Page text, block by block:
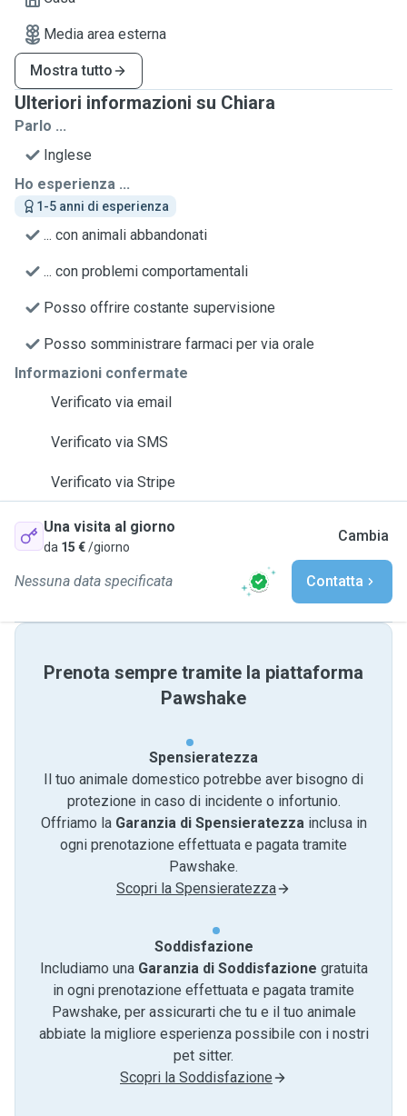
Media area esterna
Mostra tutto
Ulteriori informazioni su Chiara
Parlo ...
Inglese
Ho esperienza ...
1-5 anni di esperienza
... con animali abbandonati
... con problemi comportamentali
Posso offrire costante supervisione
Posso somministrare farmaci per via orale
Informazioni confermate
Verificato via email
Verificato via SMS
Verificato via Stripe
Una visita al giorno
da 15 €/giorno
Cambia
Nessuna data specificata Contatta
Prenota sempre tramite la piattaforma
Pawshake
Spensieratezza
Il tuo animale domestico potrebbe aver bisogno di
protezione in caso di incidente o infortunio.
Offriamo la Garanzia di Spensieratezzainclusa in
ogni prenotazione effettuata e pagata tramite
Pawshake.
Scopri la Spensieratezza
Soddisfazione
Includiamo una Garanzia di Soddisfazione gratuita
in ogni prenotazione effettuata e pagata tramite
Pawshake, per assicurarti che tu e il tuo animale
abbiate la migliore esperienza possibile con i nostri
pet sitter.
Scopri la Soddisfazione